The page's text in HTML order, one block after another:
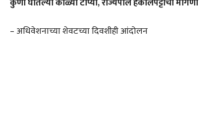
कुणी घातल्या काळ्या टोप्या, राज्यपाल हकालपट्टीची मागणी
– अधिवेशनाच्या शेवटच्या दिवशीही आंदोलन